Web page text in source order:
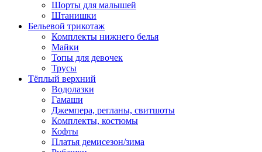
Шорты для малышей
Штанишки
Бельевой трикотаж
Комплекты нижнего белья
Майки
Топы для девочек
Трусы
Тёплый верхний
Водолазки
Гамаши
Джемпера, регланы, свитшоты
Комплекты, костюмы
Кофты
Платья демисезон/зима